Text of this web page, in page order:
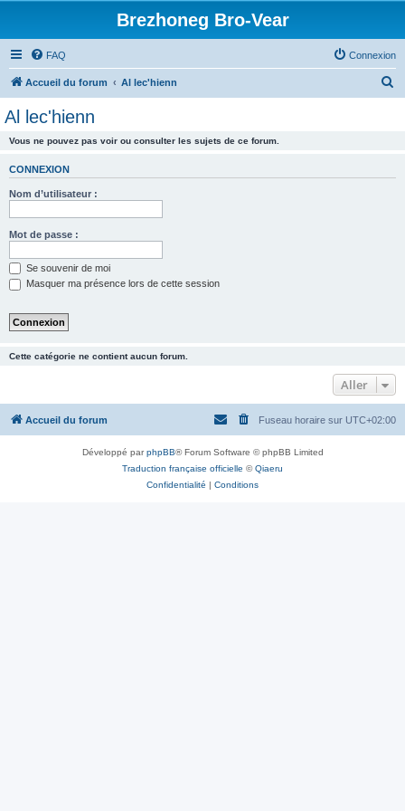
Brezhoneg Bro-Vear
FAQ Connexion
Accueil du forum Al lec'hienn
Al lec'hienn
Vous ne pouvez pas voir ou consulter les sujets de ce forum.
CONNEXION
Nom d’utilisateur :
Mot de passe :
Se souvenir de moi
Masquer ma présence lors de cette session
Cette catégorie ne contient aucun forum.
Aller
Accueil du forum Fuseau horaire sur UTC+02:00
Développé parphpBB® Forum Software © phpBB Limited
Traduction française officielle ©Qiaeru
Confidentialité | Conditions